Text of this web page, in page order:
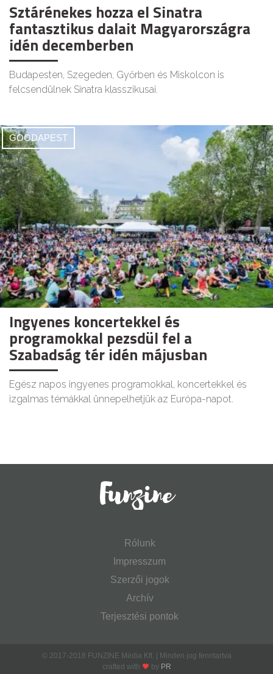
Sztárénekes hozza el Sinatra
fantasztikus dalait Magyarországra
idén decemberben
Budapesten, Szegeden, Győrben és Miskolcon is
felcsendülnek Sinatra klasszikusai.
GOODAPEST
Ingyenes koncertekkel és
programokkal pezsdül fel a
Szabadság tér idén májusban
Egész napos ingyenes programokkal, koncertekkel és
izgalmas témákkal ünnepelhetjük az Európa-napot.
Rólunk
Impresszum
Szerzői jogok
Archív
Terjesztési pontok
© 2017-2018 FUNZINE Média Kft. | Minden jog fenntartva
crafted with
by PR